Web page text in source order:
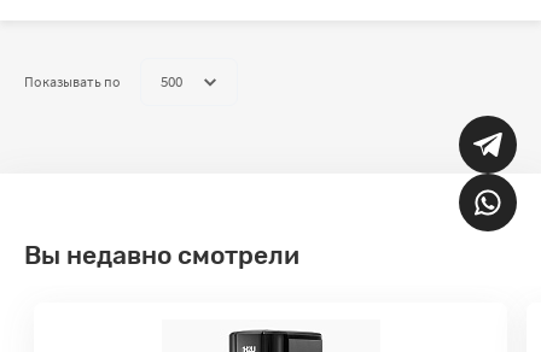
Показывать по 500
Вы недавно смотрели